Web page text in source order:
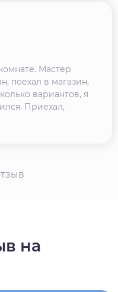
Мастер
поехал в магазин,
вариантов, я
Приехал,
на